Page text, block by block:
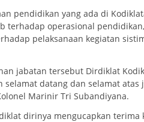
pendidikan yang ada di
terhadap operasional
pelaksanaan kegiatan
jabatan tersebut Dirdiklat
selamat datang dan selamat atas
Marinir Tri Subandiyana.
dirinya mengucapkan terima